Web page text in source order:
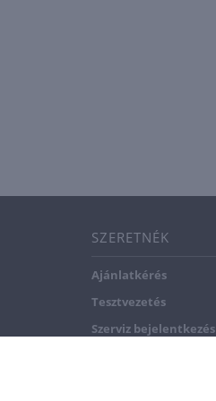
SZERETNÉK
Ajánlatkérés
Tesztvezetés
Szerviz bejelentkezés